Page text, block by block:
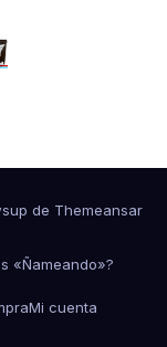
de Themeansar
«Ñameando»?
Mi cuenta